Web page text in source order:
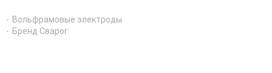
Вольфрамовые электроды
Бренд Сварог